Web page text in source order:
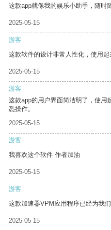
这款app就像我的娱乐小助手，随时
2025-05-15
游客
这款软件的设计非常人性化，使用起
2025-05-15
游客
这款app的用户界面简洁明了，使用
悉操作。
2025-05-15
游客
我喜欢这个软件 作者加油
2025-05-15
游客
这款加速器VPM应用程序已经为我
2025-05-15